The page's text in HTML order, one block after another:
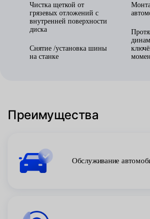
Чистка щеткой от
грязевых отложений с
внутренней поверхности
диска
Снятие /установка шины
на станке
Преимущества
Обслуживание